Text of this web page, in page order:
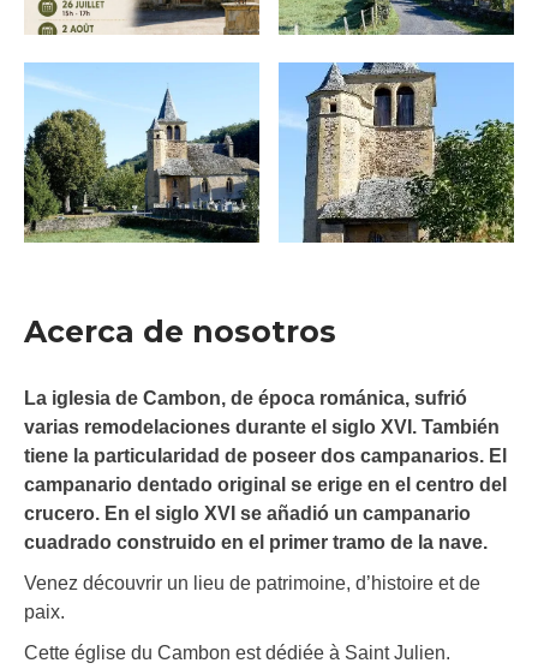
Acerca de nosotros
La iglesia de Cambon, de época románica, sufrió
varias remodelaciones durante el siglo XVI. También
tiene la particularidad de poseer dos campanarios. El
campanario dentado original se erige en el centro del
crucero. En el siglo XVI se añadió un campanario
cuadrado construido en el primer tramo de la nave.
Venez découvrir un lieu de patrimoine, d’histoire et de
paix.
Cette église du Cambon est dédiée à Saint Julien.